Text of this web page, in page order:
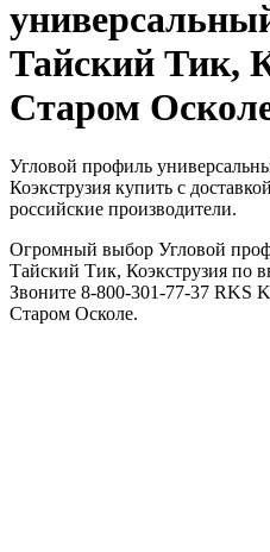
Тайский Тик,
Старом
Угловой профиль
Коэкструзия купить с
российские производители.
Огромный выбор Угловой
Тайский Тик, Коэкструзия по
Звоните 8-800-301-77-37 RKS
Старом Осколе.